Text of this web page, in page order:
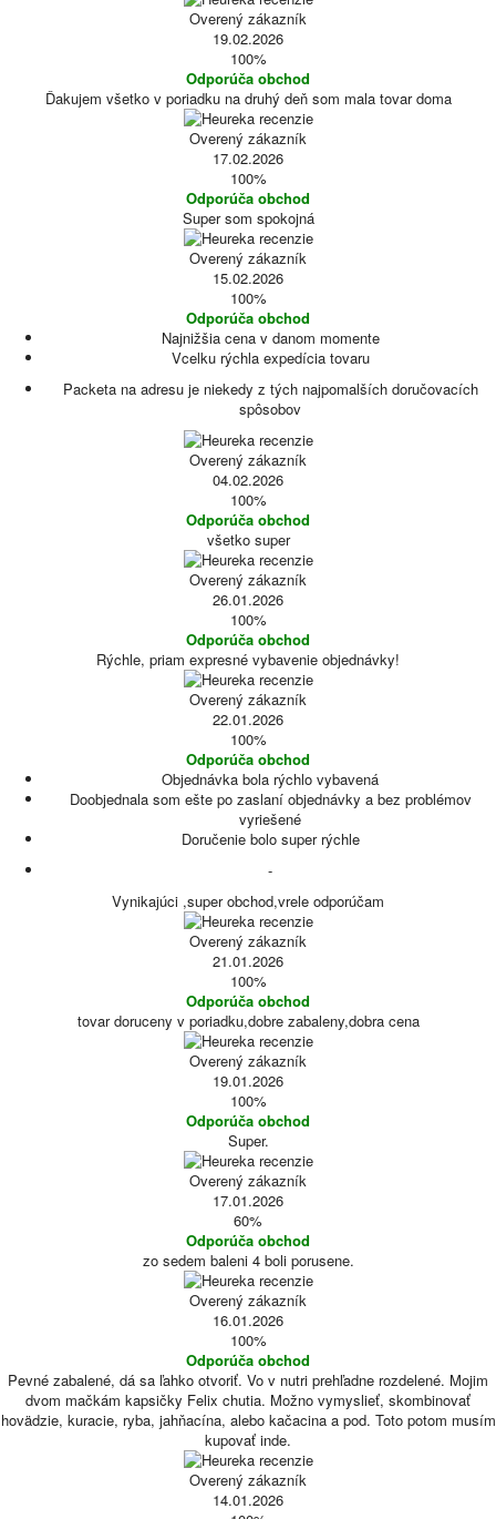
Overený zákazník
19.02.2026
100%
Odporúča obchod
Ďakujem všetko v poriadku na druhý deň som mala tovar doma
Overený zákazník
17.02.2026
100%
Odporúča obchod
Super som spokojná
Overený zákazník
15.02.2026
100%
Odporúča obchod
Najnižšia cena v danom momente
Vcelku rýchla expedícia tovaru
Packeta na adresu je niekedy z tých najpomalších doručovacích
spôsobov
Overený zákazník
04.02.2026
100%
Odporúča obchod
všetko super
Overený zákazník
26.01.2026
100%
Odporúča obchod
Rýchle, priam expresné vybavenie objednávky!
Overený zákazník
22.01.2026
100%
Odporúča obchod
Objednávka bola rýchlo vybavená
Doobjednala som ešte po zaslaní objednávky a bez problémov
vyriešené
Doručenie bolo super rýchle
-
Vynikajúci ,super obchod,vrele odporúčam
Overený zákazník
21.01.2026
100%
Odporúča obchod
tovar doruceny v poriadku,dobre zabaleny,dobra cena
Overený zákazník
19.01.2026
100%
Odporúča obchod
Super.
Overený zákazník
17.01.2026
60%
Odporúča obchod
zo sedem baleni 4 boli porusene.
Overený zákazník
16.01.2026
100%
Odporúča obchod
Pevné zabalené, dá sa ľahko otvoriť. Vo v nutri prehľadne rozdelené. Mojim
dvom mačkám kapsičky Felix chutia. Možno vymyslieť, skombinovať
hovädzie, kuracie, ryba, jahňacína, alebo kačacina a pod. Toto potom musím
kupovať inde.
Overený zákazník
14.01.2026